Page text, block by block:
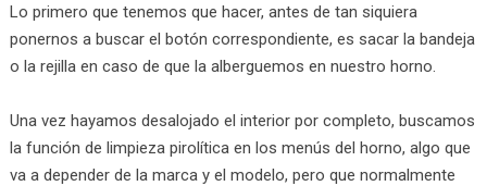
Lo primero que tenemos que hacer, antes de tan siquiera
ponernos a buscar el botón correspondiente, es sacar la bandeja
o la rejilla en caso de que la alberguemos en nuestro horno.
Una vez hayamos desalojado el interior por completo, buscamos
la función de limpieza pirolítica en los menús del horno, algo que
va a depender de la marca y el modelo, pero que normalmente